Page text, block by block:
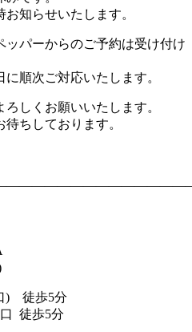
知らせいたします。
ッパーからのご予約は受け付け
順次ご対応いたします。
しくお願いいたします。
ちしております。
) 徒歩5分
徒歩5分